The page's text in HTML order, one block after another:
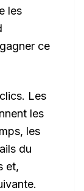
les
ce
Les
les
les
du
et,